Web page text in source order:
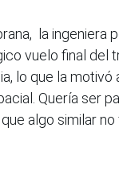
la ingeniera
vuelo final del
lo que la motivó
Quería ser
algo similar no